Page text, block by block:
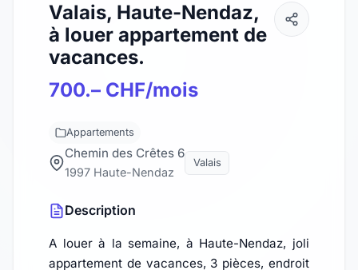
Valais, Haute-Nendaz,
à louer appartement de
vacances.
700.– CHF/mois
Appartements
Chemin des Crêtes 6
1997 Haute-Nendaz
Valais
Description
A louer à la semaine, à Haute-Nendaz, joli
appartement de vacances, 3 pièces, endroit